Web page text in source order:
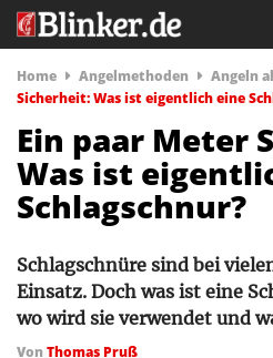
Home Angelmethoden Angeln
Sicherheit: Was ist eigentlich eine
Ein paar Meter
Was ist
Schlagschnur?
Schlagschnüre sind bei
Einsatz. Doch was ist eine
wo wird sie verwendet und
VonThomas Pruß